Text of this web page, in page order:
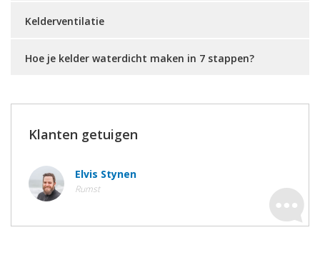
Kelderventilatie
Hoe je kelder waterdicht maken in 7 stappen?
Klanten getuigen
Elvis Stynen
Rumst